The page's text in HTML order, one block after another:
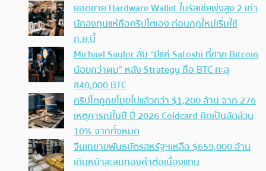
ยอดขาย Hardware Wallet ในรัสเซียพุ่งสูง 2 เท่า
นักลงทุนแห่ถือคริปโตเอง ก่อนกฎใหม่เริ่มใช้
ก.ย.นี้
Michael Saylor ลั่น “มีแค่ Satoshi ที่ขาย Bitcoin
น้อยกว่าผม” หลัง Strategy ถือ BTC ทะลุ
840,000 BTC
คริปโตถูกขโมยไปแล้วกว่า $1,200 ล้าน จาก 276
เหตุการณ์ในปี ปี 2026 Coldcard คิดเป็นสัดส่วน
10% จากทั้งหมด
จีนเทขายพันธบัตรสหรัฐฯเหลือ $659,000 ล้าน
เดินหน้าสะสมทองคำต่อเนื่องแทน